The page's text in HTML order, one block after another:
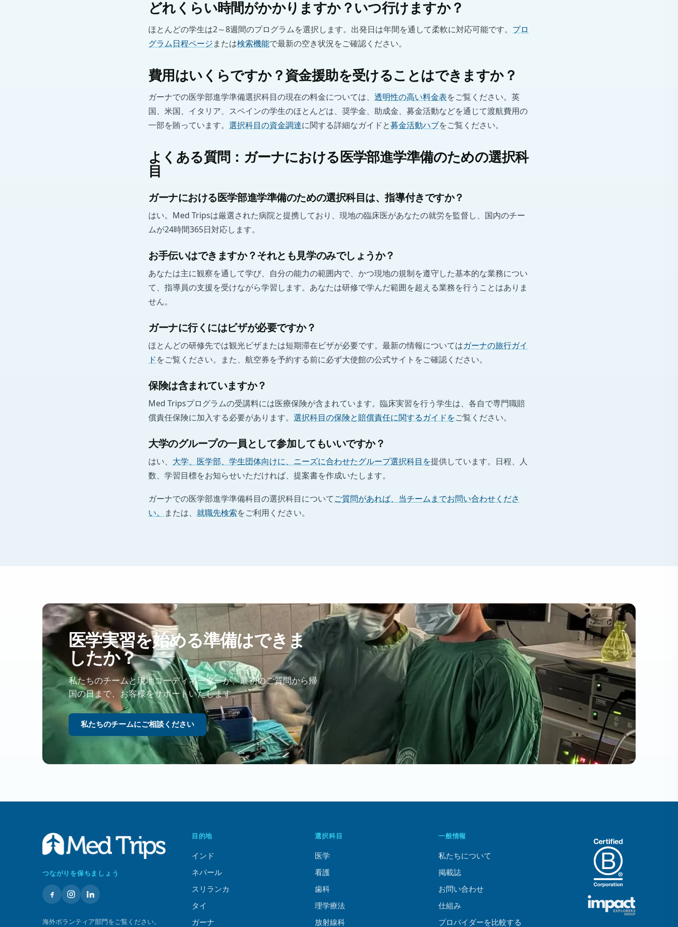
どれくらい時間がかかりますか？いつ行けますか？
ほとんどの学生は2～8週間のプログラムを選択します。出発日は年間を通して柔軟に対応可能です。 プロ
グラム日程ページまたは検索機能で最新の空き状況をご確認ください。
費用はいくらですか？資金援助を受けることはできますか？
ガーナでの医学部進学準備選択科目の現在の料金については、 透明性の高い料金表をご覧ください。英
国、米国、イタリア、スペインの学生のほとんどは、奨学金、助成金、募金活動などを通じて渡航費用の
一部を賄っています。 選択科目の資金調達に関する詳細なガイドと募金活動ハブをご覧ください。
よくある質問：ガーナにおける医学部進学準備のための選択科
目
ガーナにおける医学部進学準備のための選択科目は、指導付きですか？
はい。Med Tripsは厳選された病院と提携しており、現地の臨床医があなたの就労を監督し、国内のチー
ムが24時間365日対応します。
お手伝いはできますか？それとも見学のみでしょうか？
あなたは主に観察を通して学び、自分の能力の範囲内で、かつ現地の規制を遵守した基本的な業務につい
て、指導員の支援を受けながら学習します。あなたは研修で学んだ範囲を超える業務を行うことはありま
せん。
ガーナに行くにはビザが必要ですか？
ほとんどの研修先では観光ビザまたは短期滞在ビザが必要です。最新の情報についてはガーナの旅行ガイ
ドをご覧ください。また、航空券を予約する前に必ず大使館の公式サイトをご確認ください。
保険は含まれていますか？
Med Tripsプログラムの受講料には医療保険が含まれています。臨床実習を行う学生は、各自で専門職賠
償責任保険に加入する必要があります。 選択科目の保険と賠償責任に関するガイドをご覧ください。
大学のグループの一員として参加してもいいですか？
はい、 大学、医学部、学生団体向けに、ニーズに合わせたグループ選択科目を提供しています。日程、人
数、学習目標をお知らせいただければ、提案書を作成いたします。
ガーナでの医学部進学準備科目の選択科目についてご質問があれば、当チームまでお問い合わせくださ
い。
または、 就職先検索をご利用ください。
医学実習を始める準備はできま
したか？
私たちのチームと現地コーディネーターが、最初のご質問から帰
国の日まで、お客様をサポートいたします。
私たちのチームにご相談ください
つながりを保ちましょう
海外ボランティア部門をご覧ください。
目的地
インド
ネパール
スリランカ
タイ
ガーナ
選択科目
医学
看護
歯科
理学療法
放射線科
一般情報
私たちについて
掲載誌
お問い合わせ
仕組み
プロバイダーを比較する